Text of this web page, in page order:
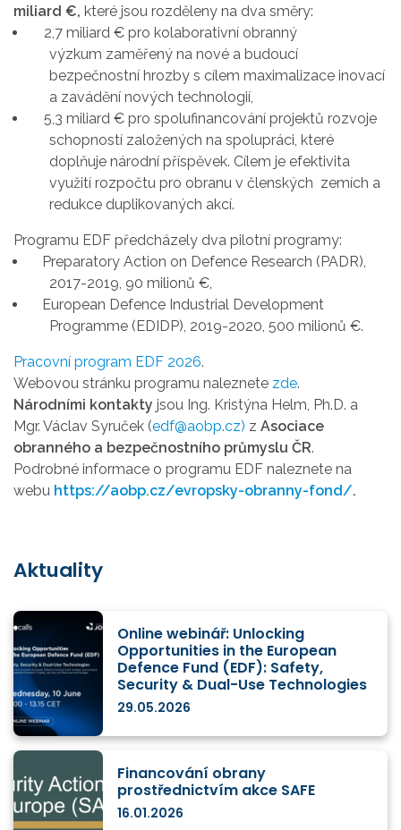
miliard €, které jsou rozděleny na dva směry:
2,7 miliard € pro kolaborativní obranný
výzkum zaměřený na nové a budoucí
bezpečnostní hrozby s cílem maximalizace inovací
a zavádění nových technologií,
5,3 miliard € pro spolufinancování projektů rozvoje
schopností založených na spolupráci, které
doplňuje národní příspěvek. Cílem je efektivita
využití rozpočtu pro obranu v členských zemích a
redukce duplikovaných akcí.
Programu EDF předcházely dva pilotní programy:
Preparatory Action on Defence Research (PADR),
2017-2019, 90 milionů €,
European Defence Industrial Development
Programme (EDIDP), 2019-2020, 500 milionů €.
Pracovní program EDF 2026.
Webovou stránku programu naleznete zde.
Národními kontakty jsou Ing. Kristýna Helm, Ph.D. a
Mgr. Václav Syruček (edf@aobp.cz) z Asociace
obranného a bezpečnostního průmyslu ČR.
Podrobné informace o programu EDF naleznete na
webu https://aobp.cz/evropsky-obranny-fond/.
Aktuality
Online webinář: Unlocking
Opportunities in the European
Defence Fund (EDF): Safety,
Security & Dual-Use Technologies
29.05.2026
Financování obrany
prostřednictvím akce SAFE
16.01.2026